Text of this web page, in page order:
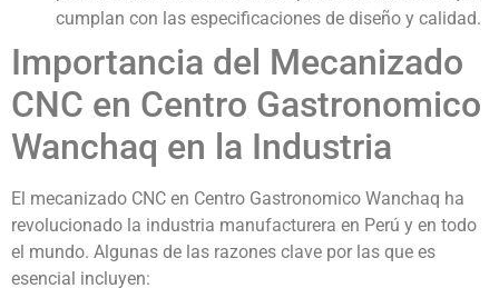
cumplan con las especificaciones de diseño y calidad.
Importancia del Mecanizado
CNC en Centro Gastronomico
Wanchaq en la Industria
El mecanizado CNC en Centro Gastronomico Wanchaq ha
revolucionado la industria manufacturera en Perú y en todo
el mundo. Algunas de las razones clave por las que es
esencial incluyen: